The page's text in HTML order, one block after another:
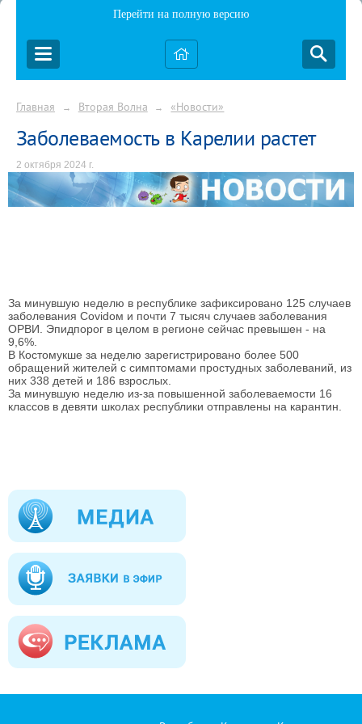
Перейти на полную версию
Главная → Вторая Волна → «Новости»
Заболеваемость в Карелии растет
2 октября 2024 г.
За минувшую неделю в республике зафиксировано 125 случаев
заболевания Covidом и почти 7 тысяч случаев заболевания
ОРВИ. Эпидпорог в целом в регионе сейчас превышен - на
9,6%.
В Костомукше за неделю зарегистрировано более 500
обращений жителей с симптомами простудных заболеваний, из
них 338 детей и 186 взрослых.
За минувшую неделю из-за повышенной заболеваемости 16
классов в девяти школах республики отправлены на карантин.